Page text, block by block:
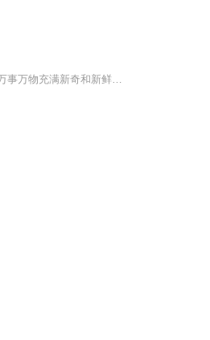
用孩子的眼睛去看，用孩子的耳朵去听，并用孩子的心灵去体会，这样，才能让孩子对世界万事万物充满新奇和新鲜的想象力，使孩子的童年充满天真的稚气，散发出孩童般的可爱的芬芳！让我们共同努力，把最美好的东西给最美丽的童年，让天真的孩子懂得文字的美...